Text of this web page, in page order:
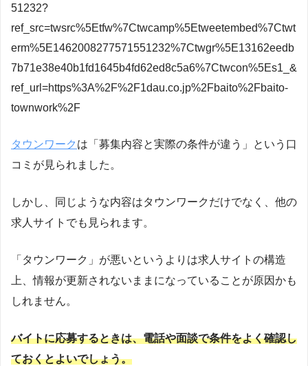
51232?
ref_src=twsrc%5Etfw%7Ctwcamp%5Etweetembed%7Ctwt
erm%5E1462008277571551232%7Ctwgr%5E13162eedb
7b71e38e40b1fd1645b4fd62ed8c5a6%7Ctwcon%5Es1_&
ref_url=https%3A%2F%2F1dau.co.jp%2Fbaito%2Fbaito-
townwork%2F
タウンワーク は「募集内容と実際の条件が違う」という口
コミが見られました。
しかし、同じような内容はタウンワークだけでなく、他の
求人サイトでも見られます。
「タウンワーク」が悪いというよりは求人サイトの構造
上、情報が更新されないままになっていることが原因かも
しれません。
バイトに応募するときは、電話や面談で条件をよく確認し
ておくとよいでしょう。